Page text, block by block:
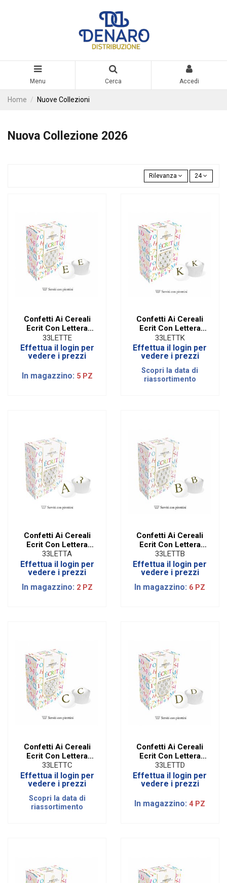
Menu Cerca Accedi
Home Nuove Collezioni
Nuova Collezione 2026
Rilevanza 24
Confetti Ai Cereali
Ecrit Con Lettera
Oro - E
33LETTE
Effettua il login per
vedere i prezzi
In magazzino: 5 PZ
Confetti Ai Cereali
Ecrit Con Lettera
Oro - K
33LETTK
Effettua il login per
vedere i prezzi
Scopri la data di
riassortimento
Confetti Ai Cereali
Ecrit Con Lettera
Oro - A
33LETTA
Effettua il login per
vedere i prezzi
In magazzino: 2 PZ
Confetti Ai Cereali
Ecrit Con Lettera
Oro - B
33LETTB
Effettua il login per
vedere i prezzi
In magazzino: 6 PZ
Confetti Ai Cereali
Ecrit Con Lettera
Oro - C
33LETTC
Effettua il login per
vedere i prezzi
Scopri la data di
riassortimento
Confetti Ai Cereali
Ecrit Con Lettera
Oro - D
33LETTD
Effettua il login per
vedere i prezzi
In magazzino: 4 PZ